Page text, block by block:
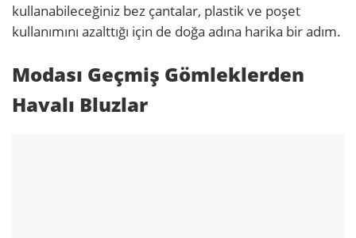
kullanabileceğiniz bez çantalar, plastik ve poşet
kullanımını azalttığı için de doğa adına harika bir adım.
Modası Geçmiş Gömleklerden
Havalı Bluzlar